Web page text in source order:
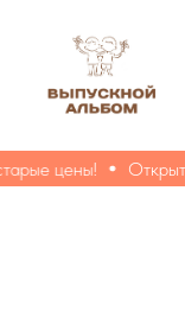
цены! Открыта